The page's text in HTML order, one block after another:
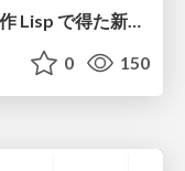
言語を使う側から、作る側へ。 自作 Lisp で得た新たな気づき。
0 150